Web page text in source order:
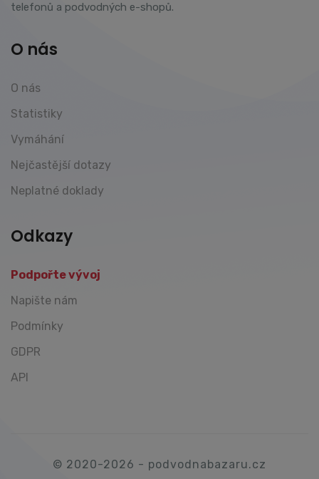
telefonů a podvodných e-shopů.
O nás
O nás
Statistiky
Vymáhání
Nejčastější dotazy
Neplatné doklady
Odkazy
Podpořte vývoj
Napište nám
Podmínky
GDPR
API
© 2020-2026 - podvodnabazaru.cz